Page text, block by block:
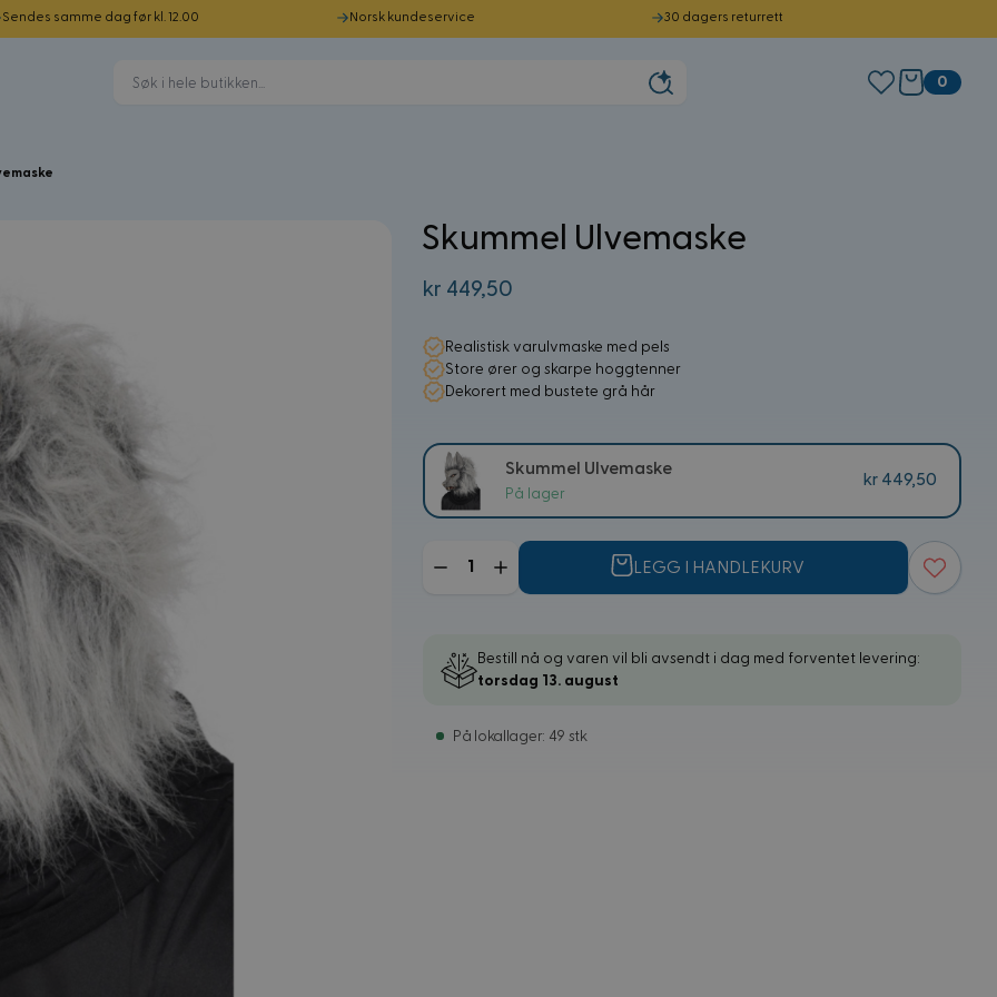
Sendes samme dag før kl. 12.00 Norsk kundeservice 30 dagers returrett
0
Skummel Ulvemaske
kr 449,50
Realistisk varulvmaske med pels
Store ører og skarpe hoggtenner
Dekorert med bustete grå hår
Skummel Ulvemaske
På lager
kr 449,50
LEGG I HANDLEKURV
Bestill nå og varen vil bli avsendt i dag med forventet levering:
torsdag 13. august
På lokallager: 49 stk